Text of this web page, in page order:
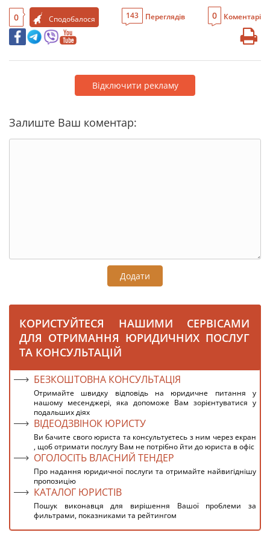
0 Сподобалося 143 Переглядів 0 Коментарі
Відключити рекламу
Залиште Ваш коментар:
Додати
КОРИСТУЙТЕСЯ НАШИМИ СЕРВІСАМИ
ДЛЯ ОТРИМАННЯ ЮРИДИЧНИХ ПОСЛУГ
ТА КОНСУЛЬТАЦІЙ
БЕЗКОШТОВНА КОНСУЛЬТАЦІЯ
Отримайте швидку відповідь на юридичне питання у
нашому месенджері, яка допоможе Вам зорієнтуватися у
подальших діях
ВІДЕОДЗВІНОК ЮРИСТУ
Ви бачите свого юриста та консультуєтесь з ним через екран
, щоб отримати послугу Вам не потрібно йти до юриста в офіс
ОГОЛОСІТЬ ВЛАСНИЙ ТЕНДЕР
Про надання юридичної послуги та отримайте найвигіднішу
пропозицію
КАТАЛОГ ЮРИСТІВ
Пошук виконавця для вирішення Вашої проблеми за
фильтрами, показниками та рейтингом